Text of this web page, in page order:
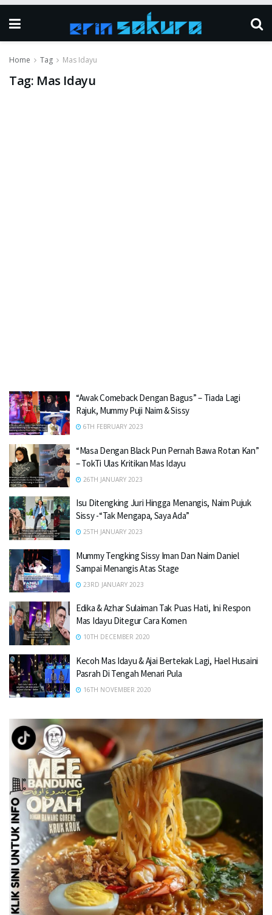
Home Tag Mas Idayu
Tag: Mas Idayu
“Awak Comeback Dengan Bagus” – Tiada Lagi
Rajuk, Mummy Puji Naim & Sissy
6TH FEBRUARY 2023
“Masa Dengan Black Pun Pernah Bawa Rotan Kan”
– TokTi Ulas Kritikan Mas Idayu
26TH JANUARY 2023
Isu Ditengking Juri Hingga Menangis, Naim Pujuk
Sissy -“Tak Mengapa, Saya Ada”
25TH JANUARY 2023
Mummy Tengking Sissy Iman Dan Naim Daniel
Sampai Menangis Atas Stage
23RD JANUARY 2023
Edika & Azhar Sulaiman Tak Puas Hati, Ini Respon
Mas Idayu Ditegur Cara Komen
10TH DECEMBER 2020
Kecoh Mas Idayu & Ajai Bertekak Lagi, Hael Husaini
Pasrah Di Tengah Menari Pula
16TH NOVEMBER 2020